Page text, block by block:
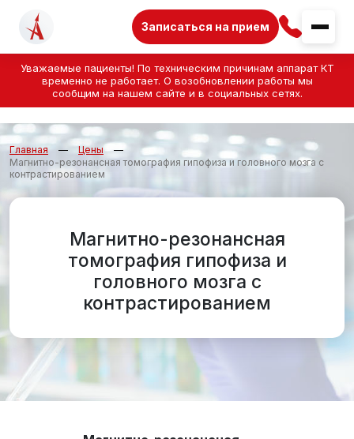
Уважаемые пациенты! По техническим причинам аппарат КТ
временно не работает. О возобновлении работы мы
сообщим на нашем сайте и в социальных сетях.
Записаться на прием
Главная
Цены
Магнитно-резонансная томография гипофиза и головного мозга с
контрастированием
Магнитно-резонансная
томография гипофиза и
головного мозга с
контрастированием